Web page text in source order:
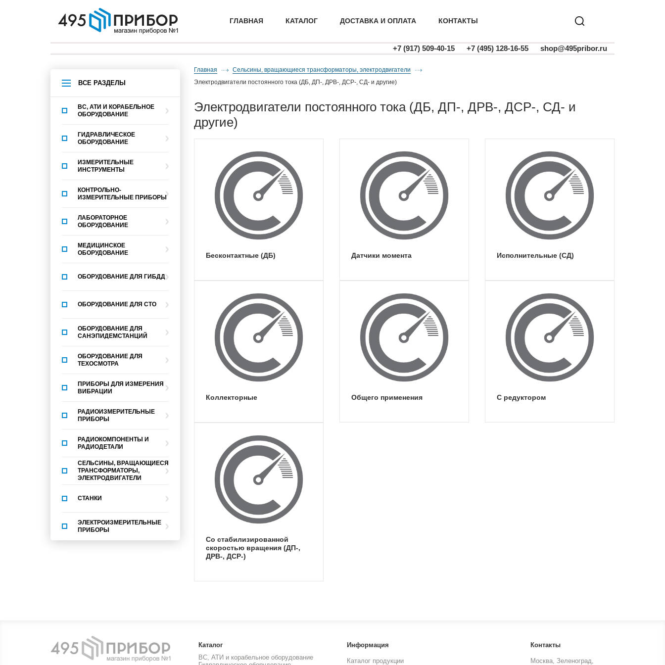
ГЛАВНАЯ КАТАЛОГ ДОСТАВКА И ОПЛАТА КОНТАКТЫ
+7 (917) 509-40-15 +7 (495) 128-16-55 shop@495pribor.ru
ВСЕ РАЗДЕЛЫ
ВС, АТИ И КОРАБЕЛЬНОЕ
ОБОРУДОВАНИЕ
ГИДРАВЛИЧЕСКОЕ
ОБОРУДОВАНИЕ
ИЗМЕРИТЕЛЬНЫЕ
ИНСТРУМЕНТЫ
КОНТРОЛЬНО-
ИЗМЕРИТЕЛЬНЫЕ ПРИБОРЫ
ЛАБОРАТОРНОЕ
ОБОРУДОВАНИЕ
МЕДИЦИНСКОЕ
ОБОРУДОВАНИЕ
ОБОРУДОВАНИЕ ДЛЯ ГИБДД
ОБОРУДОВАНИЕ ДЛЯ СТО
ОБОРУДОВАНИЕ ДЛЯ
САНЭПИДЕМСТАНЦИЙ
ОБОРУДОВАНИЕ ДЛЯ
ТЕХОСМОТРА
ПРИБОРЫ ДЛЯ ИЗМЕРЕНИЯ
ВИБРАЦИИ
РАДИОИЗМЕРИТЕЛЬНЫЕ
ПРИБОРЫ
РАДИОКОМПОНЕНТЫ И
РАДИОДЕТАЛИ
СЕЛЬСИНЫ, ВРАЩАЮЩИЕСЯ
ТРАНСФОРМАТОРЫ,
ЭЛЕКТРОДВИГАТЕЛИ
СТАНКИ
ЭЛЕКТРОИЗМЕРИТЕЛЬНЫЕ
ПРИБОРЫ
Главная
Сельсины, вращающиеся трансформаторы, электродвигатели
электродвигатели постоянного тока (ДБ, ДП-, ДРВ-, ДСР-, СД- и другие)
электродвигатели постоянного тока (ДБ, ДП-, ДРВ-, ДСР-, СД- и
другие)
бесконтактные (ДБ) датчики момента исполнительные (СД)
коллекторные общего применения с редуктором
со стабилизированной
скоростью вращения (ДП-,
ДРВ-, ДСР-)
Каталог
ВС, АТИ и корабельное оборудование
Информация
Каталог продукции
Контакты
Москва, Зеленоград,